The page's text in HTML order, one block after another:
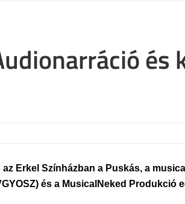
és
Erkel Színházban a Puskás, a
és a MusicalNeked Produkció